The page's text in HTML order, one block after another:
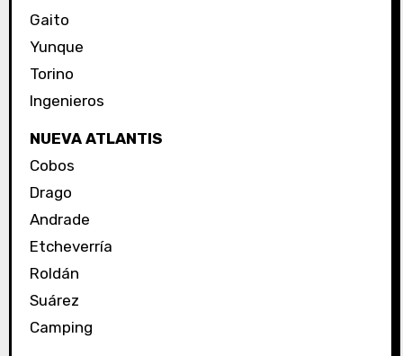
Gaito
Yunque
Torino
Ingenieros
NUEVA ATLANTIS
Cobos
Drago
Andrade
Etcheverría
Roldán
Suárez
Camping